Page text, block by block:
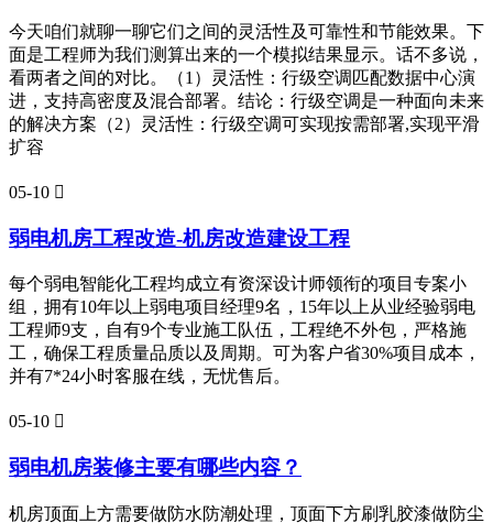
今天咱们就聊一聊它们之间的灵活性及可靠性和节能效果。下
面是工程师为我们测算出来的一个模拟结果显示。话不多说，
看两者之间的对比。（1）灵活性：行级空调匹配数据中心演
进，支持高密度及混合部署。结论：行级空调是一种面向未来
的解决方案（2）灵活性：行级空调可实现按需部署,实现平滑
扩容
05-10 
弱电机房工程改造-机房改造建设工程
每个弱电智能化工程均成立有资深设计师领衔的项目专案小
组，拥有10年以上弱电项目经理9名，15年以上从业经验弱电
工程师9支，自有9个专业施工队伍，工程绝不外包，严格施
工，确保工程质量品质以及周期。可为客户省30%项目成本，
并有7*24小时客服在线，无忧售后。
05-10 
弱电机房装修主要有哪些内容？
机房顶面上方需要做防水防潮处理，顶面下方刷乳胶漆做防尘